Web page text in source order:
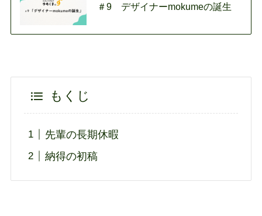
＃9 デザイナーmokumeの誕生
もくじ
先輩の長期休暇
納得の初稿